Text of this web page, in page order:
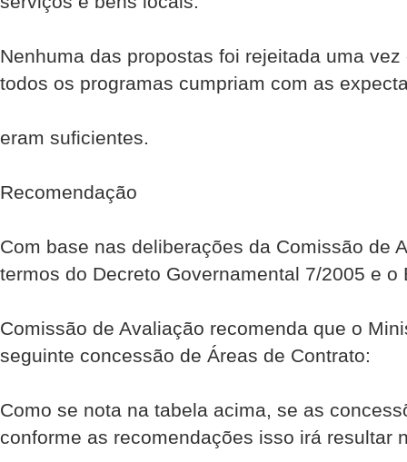
Nenhuma das propostas foi rejeitada uma
todos os programas cumpriam com as
eram suficientes.
Recomendação
Com base nas deliberações da Comissão de
termos do Decreto Governamental 7/2005 e o
Comissão de Avaliação recomenda que o
seguinte concessão de Áreas de Contrato:
Como se nota na tabela acima, se as
conforme as recomendações isso irá resultar